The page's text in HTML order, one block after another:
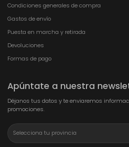
Condiciones generales de compra
Gastos de envío
Puesta en marcha y retirada
Devoluciones
Formas de pago
Apúntate a nuestra
Déjanos tus datos y te enviaremos
promociones.